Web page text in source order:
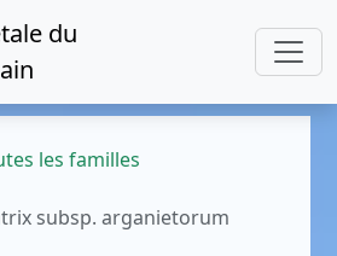
du
les familles
subsp. arganietorum